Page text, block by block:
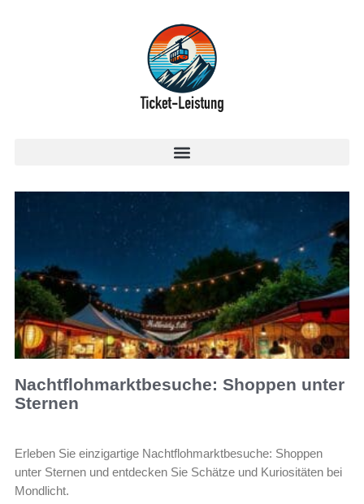
Nachtflohmarktbesuche: Shoppen unter
Sternen
Erleben Sie einzigartige Nachtflohmarktbesuche: Shoppen
unter Sternen und entdecken Sie Schätze und Kuriositäten bei
Mondlicht.